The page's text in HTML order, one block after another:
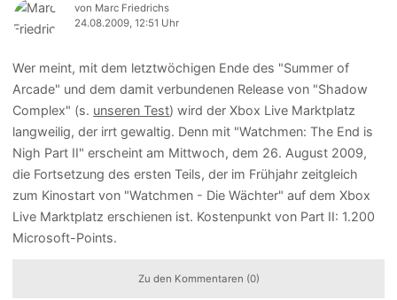
von Marc Friedrichs
24.08.2009, 12:51 Uhr
Wer meint, mit dem letztwöchigen Ende des "Summer of
Arcade" und dem damit verbundenen Release von "Shadow
Complex" (s. unseren Test) wird der Xbox Live Marktplatz
langweilig, der irrt gewaltig. Denn mit "Watchmen: The End is
Nigh Part II" erscheint am Mittwoch, dem 26. August 2009,
die Fortsetzung des ersten Teils, der im Frühjahr zeitgleich
zum Kinostart von "Watchmen - Die Wächter" auf dem Xbox
Live Marktplatz erschienen ist. Kostenpunkt von Part II: 1.200
Microsoft-Points.
Zu den Kommentaren (0)